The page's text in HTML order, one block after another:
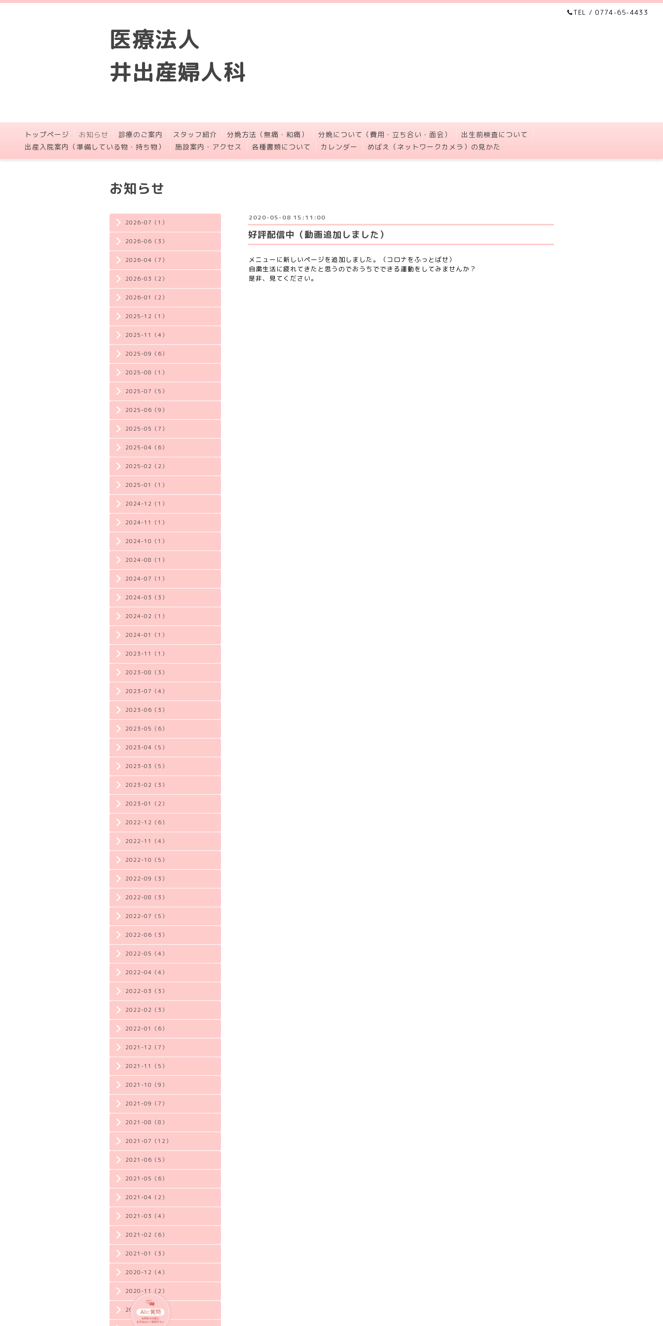
TEL / 0774-65-4433
医療法人
井出産婦人科
トップページ お知らせ 診療のご案内 スタッフ紹介 分娩方法（無痛・和痛） 分娩について（費用・立ち合い・面会）
出生前検査について
出産入院案内（準備している物・持ち物）
施設案内・アクセス 各種書類について カレンダー めばえ（ネットワークカメラ）の見かた
2026-07（1）
2026-06（3）
2026-04（7）
2026-03（2）
2026-01（2）
2025-12（1）
2025-11（4）
2025-09（6）
2025-08（1）
2025-07（5）
2025-06（9）
2025-05（7）
2025-04（6）
2025-02（2）
2025-01（1）
2024-12（1）
2024-11（1）
2024-10（1）
2024-08（1）
2024-07（1）
2024-03（3）
2024-02（1）
2024-01（1）
2023-11（1）
2023-08（3）
2023-07（4）
2023-06（3）
2023-05（6）
2023-04（5）
2023-03（5）
2023-02（3）
2023-01（2）
2022-12（6）
2022-11（4）
2022-10（5）
2022-09（3）
2022-08（3）
2022-07（5）
2022-06（3）
2022-05（4）
2022-04（4）
2022-03（3）
2022-02（3）
2022-01（6）
2021-12（7）
2021-11（5）
2021-10（9）
2021-09（7）
2021-08（8）
2021-07（12）
2021-06（5）
2021-05（6）
2021-04（2）
2021-03（4）
2021-02（6）
2021-01（3）
2020-12（4）
2020-11（2）
2020-10（3）
お知らせ
2020-05-08 15:11:00
好評配信中（動画追加しました）
メニューに新しいページを追加しました。（コロナをふっとばせ）
自粛生活に疲れてきたと思うのでおうちでできる運動をしてみませんか？
是非、見てください。